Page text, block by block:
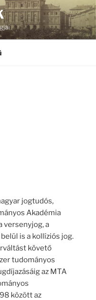
jogtudós,
Akadémia
versenyjog, a
is a kollíziós jog.
követő
tudományos
az MTA
között az